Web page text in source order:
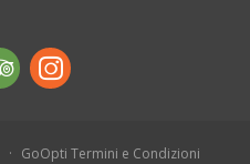
GoOpti Termini e Condizioni